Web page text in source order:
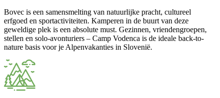
Bovec is een samensmelting van natuurlijke pracht, cultureel
erfgoed en sportactiviteiten. Kamperen in de buurt van deze
geweldige plek is een absolute must. Gezinnen, vriendengroepen,
stellen en solo-avonturiers – Camp Vodenca is de ideale back-to-
nature basis voor je Alpenvakanties in Slovenië.